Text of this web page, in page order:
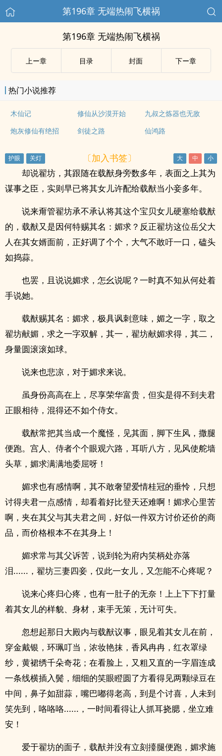
第196章 无端热闹飞横祸
第196章 无端热闹飞横祸
上ー章 目录 封面 下ー章
热门小说推荐
木仙记 修仙从沙漠开始
九叔之炼器也无敌
炮灰修仙有绝招
剑徒之路 仙鸿路
〔加入书签〕
却说翟坊，其跟随在载猷身旁数多年，表面之上其为
谋事之臣，实则早已将其女儿许配给载猷当小妾多年。
说来甭管翟坊承不承认将其这个宝贝女儿硬塞给载猷
的，载猷又是因何特赐其名：媚求？反正翟坊这位岳父大
人在其女婿面前，正好调了个个，大气不敢吁一口，磕头
如捣蒜。
也罢，且说说媚求，怎幺说呢？一时真不知从何处着
手说她。
载猷赐其名：媚求，极具讽刺意味，媚之一字，取之
翟坊献媚，求之一字双解，其一，翟坊献媚求得，其二，
身量圆滚滚如球。
说来也悲凉，对于媚求来说。
虽身份高高在上，尽享荣华富贵，但实是得不到夫君
正眼相待，混得还不如个侍女。
载猷常把其当成一个魔怪，见其面，脚下生风，撒腿
便跑。宫人、侍者个个眼观六路，耳听八方，见风使舵墙
头草，媚求满满地委屈呀！
媚求也有感情啊，其不敢奢望爱情桂冠的垂怜，只想
讨得夫君一点感情，却看着好比登天还难啊！媚求心里苦
啊，夹在其父与其夫君之间，好似一件双方讨价还价的商
品，而价格根本不在其身上！
媚求常与其父诉苦，说到轮为府内笑柄处亦落
泪......，翟坊三妻四妾，仅此一女儿，又怎能不心疼呢？
说来心疼归心疼，也有一肚子的无奈！上上下下打量
着其女儿的样貌、身材，束手无策，无计可失。
忽想起那日大殿内与载猷议事，眼见着其女儿在前，
穿金戴银，环珮叮当，浓妆艳抹，香风冉冉，红衣罩绿
纱，黄裙绣千朵奇花；在看脸上，又粗又直的一字眉连成
一条线横插入鬓，细细的笑眼瞪圆了方看得见两颗绿豆在
中间，鼻子如甜蒜，嘴巴嘟得老高，到是个讨喜，人未到
笑先到，咯咯咯......，一时间看得让人抓耳挠腮，坐立难
安！
爱于翟坊的面子，载猷并没有立刻擡腿便跑，媚求施